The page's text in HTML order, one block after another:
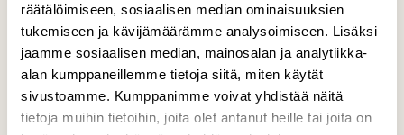
räätälöimiseen, sosiaalisen median ominaisuuksien
tukemiseen ja kävijämäärämme analysoimiseen. Lisäksi
jaamme sosiaalisen median, mainosalan ja analytiikka-
alan kumppaneillemme tietoja siitä, miten käytät
sivustoamme. Kumppanimme voivat yhdistää näitä
tietoja muihin tietoihin, joita olet antanut heille tai joita on